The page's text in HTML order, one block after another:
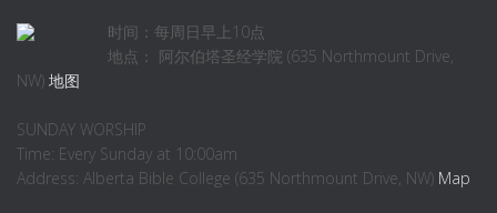
时间：每周日早上10点
地点： 阿尔伯塔圣经学院 (635 Northmount Drive,
NW) 地图
SUNDAY WORSHIP
Time: Every Sunday at 10:00am
Address: Alberta Bible College (635 Northmount Drive, NW) Map